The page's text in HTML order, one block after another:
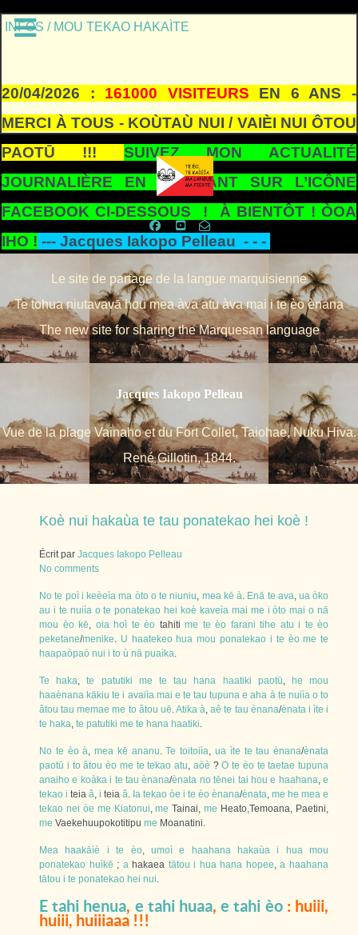
INFOS / MOU TEKAO HAKAÌTE
20/04/2026 : 161000 VISITEURS EN 6 ANS -
MERCI À TOUS - KOÙTAÙ NUI / VAIÈI NUI ÔTOU
PAOTŪ !!! SUIVEZ MON ACTUALITÉ
JOURNALIÈRE EN CLIQUANT SUR L’ICÔNE
FACEBOOK CI-DESSOUS ! À BIENTÔT ! ÒOA
IHO ! --- Jacques Iakopo Pelleau - - -
Le site de partage de la langue marquisienne
Te tohua niutavavā hou mea àva atu àva mai i te èo ènana
The new site for sharing the Marquesan language
Jacques Iakopo Pelleau
Vue de la plage Vainaho et du Fort Collet, Taiohae, Nuku Hiva.
René Gillotin, 1844.
Koè nui hakaùa te tau ponatekao hei koè !
Écrit par Jacques Iakopo Pelleau
No comments
No te poì i keèeìa ma òto o te niuniu, mea kē à. Enā te ava, ua òko
au i te nuiìa o te ponatekao hei koè kaveìa mai me i òto mai o nā
mou èo kē, oia hoì te èo tahiti me te èo farani tihe atu i te èo
peketane/menike. U haatekeo hua mou ponatekao i te èo me te
haapaòpaò nui i to ù nā puaìka.
Te haka,te patutiki me te tau hana haatiki paotū, he
mou
haaènana kākiu te i avaiìa mai e te tau tupuna e aha à te nuiìa o to
âtou tau memae me to âtou uē.Atika à,aê te tau ènana/ènata i ìte i
te haka, te patutiki me te hana haatiki.
No te èo à,mea kē ananu.Te toitoiìa,ua ìte te tau ènana/ènata
paotū i to âtou èo me te tekao atu, aòè ?O te èo te taetae tupuna
anaiho e koàka i te tau ènana/ènata no tēnei tai hou e haahana,e
tekao i teia â, i teia â. Ia tekao òe i te èo ènana/ènata, me he mea e
tekao nei òe me Kiatonui,me Tainai,me Heato,Temoana, Paetini,
me Vaekehuupokotitipu me Moanatini.
Mea haakāìè i te èo, umoì e haahana hakaùa i hua mou
ponatekao huìkē ; ahakaea tātou i hua hana hopee,a haahana
tātou i te ponatekao hei nui.
E tahi henua, e tahi huaa,e tahi èo: huiii,
huiii, huiiiaaa !!!